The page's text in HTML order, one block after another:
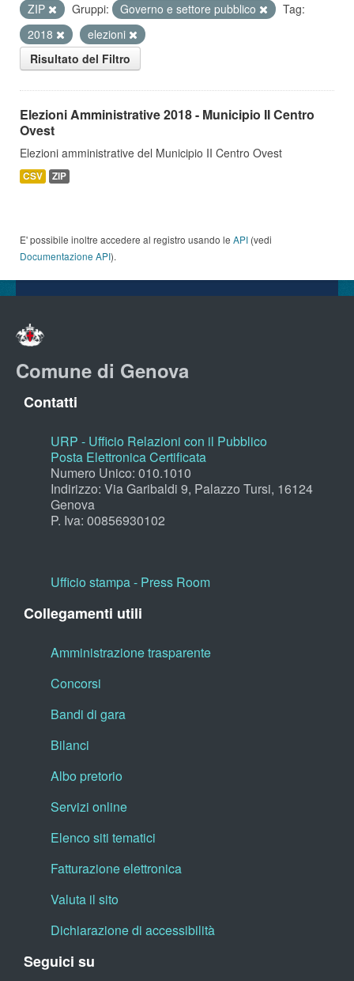
ZIP
Gruppi: Governo e settore pubblico
Tag:
2018
elezioni
Risultato del Filtro
Elezioni Amministrative 2018 - Municipio II Centro
Ovest
Elezioni amministrative del Municipio II Centro Ovest
CSV ZIP
E' possibile inoltre accedere al registro usando le API (vedi
Documentazione API).
Comune di Genova
Contatti
URP - Ufficio Relazioni con il Pubblico
Posta Elettronica Certificata
Numero Unico: 010.1010
Indirizzo: Via Garibaldi 9, Palazzo Tursi, 16124
Genova
P. Iva: 00856930102
Ufficio stampa - Press Room
Collegamenti utili
Amministrazione trasparente
Concorsi
Bandi di gara
Bilanci
Albo pretorio
Servizi online
Elenco siti tematici
Fatturazione elettronica
Valuta il sito
Dichiarazione di accessibilità
Seguici su